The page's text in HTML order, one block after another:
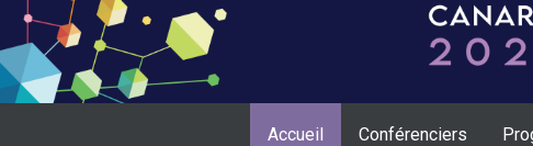
Accueil Conférenciers